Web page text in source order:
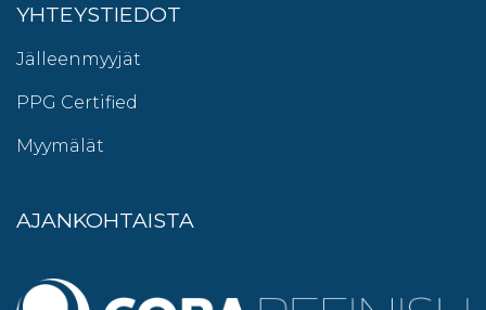
YHTEYSTIEDOT
Jälleenmyyjät
PPG Certified
Myymälät
AJANKOHTAISTA